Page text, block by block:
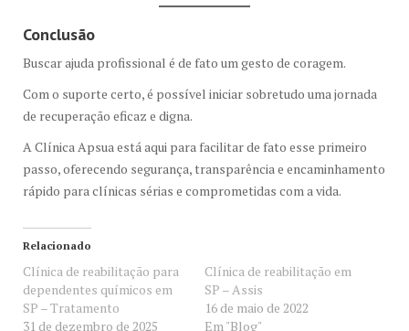
Conclusão
Buscar ajuda profissional é de fato um gesto de coragem.
Com o suporte certo, é possível iniciar sobretudo uma jornada
de recuperação eficaz e digna.
A Clínica Apsua está aqui para facilitar de fato esse primeiro
passo, oferecendo segurança, transparência e encaminhamento
rápido para clínicas sérias e comprometidas com a vida.
Relacionado
Clínica de reabilitação para
dependentes químicos em
SP – Tratamento
31 de dezembro de 2025
Clínica de reabilitação em
SP – Assis
16 de maio de 2022
Em "Blog"